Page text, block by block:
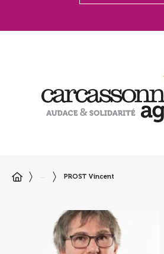
… PROST Vincent